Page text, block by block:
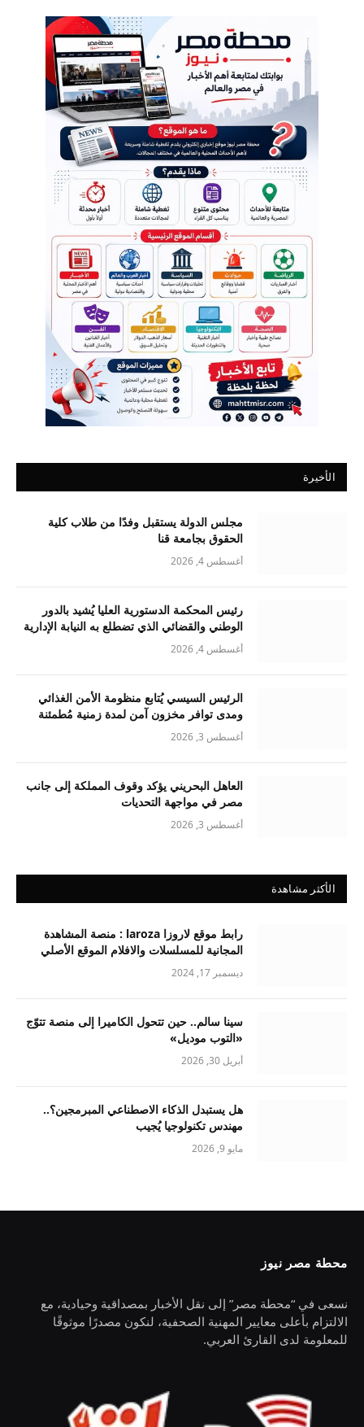
الأخيرة
مجلس الدولة يستقبل وفدًا من طلاب كلية
الحقوق بجامعة قنا
أغسطس 4, 2026
رئيس المحكمة الدستورية العليا يُشيد بالدور
الوطني والقضائي الذي تضطلع به النيابة الإدارية
أغسطس 4, 2026
الرئيس السيسي يُتابع منظومة الأمن الغذائي
ومدى توافر مخزون آمن لمدة زمنية مُطمئنة
أغسطس 3, 2026
العاهل البحريني يؤكد وقوف المملكة إلى جانب
مصر في مواجهة التحديات
أغسطس 3, 2026
الأكثر مشاهدة
رابط موقع لاروزا laroza : منصة المشاهدة
المجانية للمسلسلات والافلام الموقع الأصلي
ديسمبر 17, 2024
سينا سالم.. حين تتحول الكاميرا إلى منصة تتوّج
«التوب موديل»
أبريل 30, 2026
هل يستبدل الذكاء الاصطناعي المبرمجين؟..
مهندس تكنولوجيا يُجيب
مايو 9, 2026
محطة مصر نيوز
نسعى في “محطة مصر” إلى نقل الأخبار بمصداقية وحيادية، مع
الالتزام بأعلى معايير المهنية الصحفية، لنكون مصدرًا موثوقًا
للمعلومة لدى القارئ العربي.